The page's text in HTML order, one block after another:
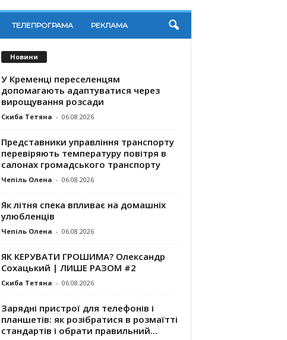
ТЕЛЕПРОГРАМА РЕКЛАМА
Новини
У Кременці переселенцям
допомагають адаптуватися через
вирощування розсади
Скиба Тетяна - 06.08.2026
Представники управління транспорту
перевіряють температуру повітря в
салонах громадського транспорту
Чепіль Олена - 06.08.2026
Як літня спека впливає на домашніх
улюбленців
Чепіль Олена - 06.08.2026
ЯК КЕРУВАТИ ГРОШИМА? Олександр
Сохацький | ЛИШЕ РАЗОМ #2
Скиба Тетяна - 06.08.2026
Зарядні пристрої для телефонів і
планшетів: як розібратися в розмаїтті
стандартів і обрати правильний...